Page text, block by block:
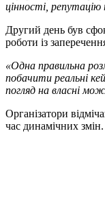
цінності, репутацію
Другий день був
роботи із
«Одна правильна
побачити реальні
погляд на власні
Організатори
час динамічних змін.